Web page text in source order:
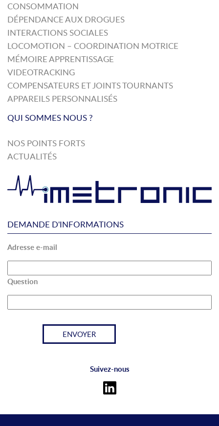
CONSOMMATION
DÉPENDANCE AUX DROGUES
INTERACTIONS SOCIALES
LOCOMOTION – COORDINATION MOTRICE
MÉMOIRE APPRENTISSAGE
VIDEOTRACKING
COMPENSATEURS ET JOINTS TOURNANTS
APPAREILS PERSONNALISÉS
QUI SOMMES NOUS ?
NOS POINTS FORTS
ACTUALITÉS
DEMANDE D'INFORMATIONS
Adresse e-mail
Question
Suivez-nous